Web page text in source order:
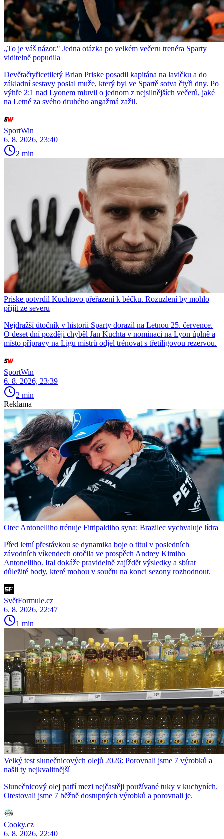
„To je váš názor." Jedna otázka po velkém večeru trenéra Sparty
viditelně popudila
Devětačtyřicetiletý Brian Priske posadil kapitána na lavičku a do
základní sestavy poslal muže, který byl ve Spartě sotva čtyři dny. Po
výhře 2:1 nad Lyonem mluvil o jednom z nejsilnějších večerů, jaké
na Letné za svého druhého angažmá zažil.
SportWin
6. 8. 2026, 23:40
2 min
Priske potvrdil Kuchtovo přeřazení k béčku. Rozuzlení by mohlo
přijít ze severu
Nejdražší útočník v historii Sparty dorazil na Letnou 25. července.
O deset dní později chyběl Jan Kuchta v nominaci na Lyon úplně a
místo přípravy na Ligu mistrů odjel trénovat s třetiligovou rezervou.
SportWin
6. 8. 2026, 23:39
2 min
Reklama
Otec Antonelliho trénuje Fittipaldiho syna: Brazilec vychvaluje lídra
Před letní přestávkou se dynamika boje o titul v posledních
závodních víkendech otočila ve prospěch Andrey Kimiho
Antonelliho. Ital dokáže pravidelně zajíždět výsledky a sbírat
důležité body, které mohou v součtu na konci sezony rozhodnout.
SvětFormule.cz
6. 8. 2026, 22:47
1 min
Velký test slunečnicových olejů 2026: Porovnali jsme 7 výrobků a
našli ty nejkvalitnější
Slunečnicový olej patří mezi nejčastěji používané tuky v kuchyních.
Otestovali jsme 7 běžně dostupných výrobků a porovnali je.
Cooky.cz
6. 8. 2026, 22:40